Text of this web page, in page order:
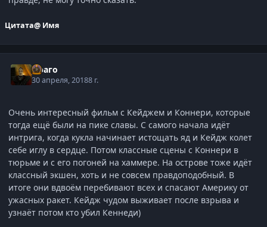
Цитата@ Имя
Драго
30 апреля, 20188 г.
Очень интересный фильм с Кейджем и Коннери, которые
тогда ещё были на пике славы. С самого начала идёт
интрига, когда кукла начинает истощать яд и Кейдж колет
себе иглу в сердце. Потом классные сцены с Коннери в
тюрьме и с его погоней на хаммере. На острове тоже идёт
классный экшен, хоть и не совсем правдоподобный. В
итоге они вдвоём перебивают всех и спасают Америку от
ужасных ракет. Кейдж чудом выживает после взрыва и
узнаёт потом кто убил Кеннеди)